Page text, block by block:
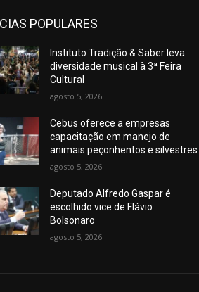
POPULARES
Instituto Tradição & Saber leva
diversidade musical à 3ª Feira
Cultural
agosto 5, 2026
Cebus oferece a empresas
capacitação em manejo de
animais peçonhentos e silvestres
agosto 5, 2026
Deputado Alfredo Gaspar é
escolhido vice de Flávio
Bolsonaro
agosto 5, 2026